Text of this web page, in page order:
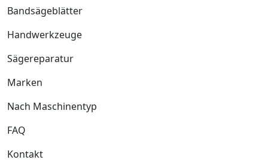
Bandsägeblätter
Handwerkzeuge
Sägereparatur
Marken
Nach Maschinentyp
FAQ
Kontakt